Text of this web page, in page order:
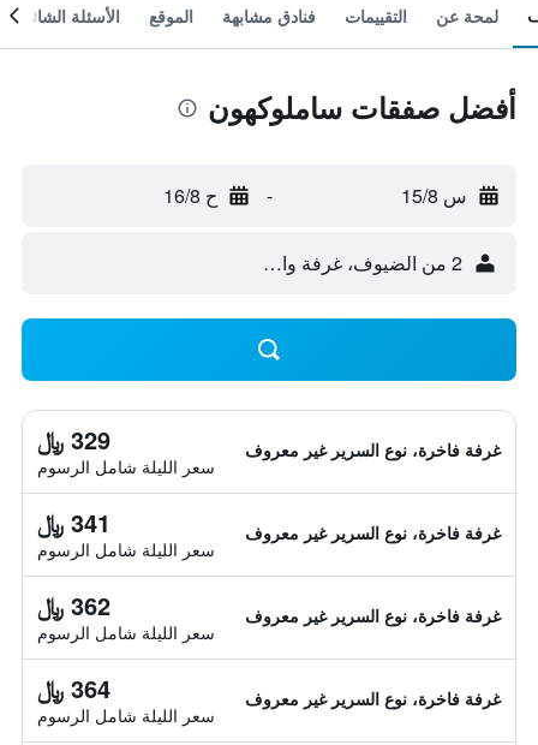
لمحة عن التقييمات فنادق مشابهة الموقع الأسئلة الشائعة
أفضل صفقات ساملوكهون
س 15/8 - ح 16/8
2 من الضيوف، غرفة واحدة
غرفة فاخرة، نوع السرير غير معروف 329 ﷼
سعر الليلة شامل الرسوم
غرفة فاخرة، نوع السرير غير معروف 341 ﷼
سعر الليلة شامل الرسوم
غرفة فاخرة، نوع السرير غير معروف 362 ﷼
سعر الليلة شامل الرسوم
غرفة فاخرة، نوع السرير غير معروف 364 ﷼
سعر الليلة شامل الرسوم